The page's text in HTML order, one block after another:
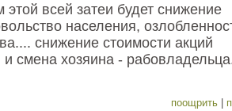
этой всей затеи будет снижение
населения,
снижение стоимости акций
и смена хозяина -
поощрить